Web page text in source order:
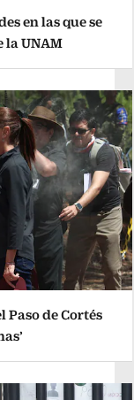
en las que se
la UNAM
de Cortés